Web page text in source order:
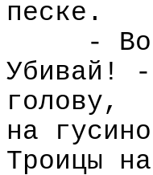
песке.
-
Убивай! -
голову,
на
Троицы